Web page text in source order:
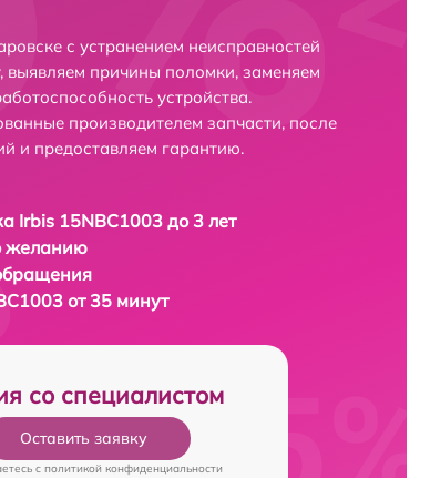
с устранением неисправностей
причины поломки, заменяем
устройства.
производителем запчасти, после
и предоставляем гарантию.
Irbis 15NBC1003 до 3 лет
желанию
от 35 минут
со специалистом
Оставить заявку
c политикой конфиденциальности